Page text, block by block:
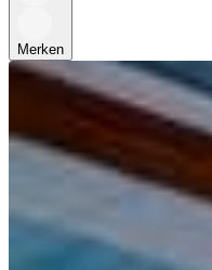
Merken